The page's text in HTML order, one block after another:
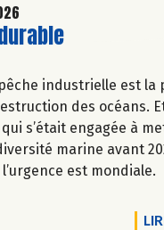
de l'article
industrielle est la
des océans.
s’était engagée à
marine avant
est mondiale.